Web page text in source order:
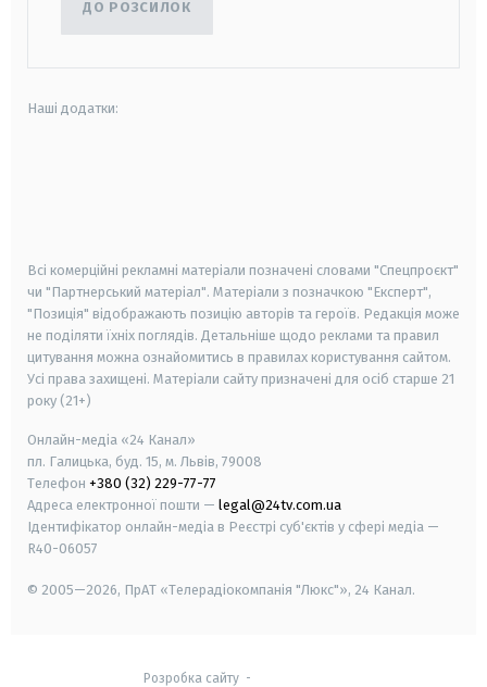
ДО РОЗСИЛОК
Наші додатки:
Всі комерційні рекламні матеріали позначені словами "Спецпроєкт"
чи "Партнерський матеріал". Матеріали з позначкою "Експерт",
"Позиція" відображають позицію авторів та героїв. Редакція може
не поділяти їхніх поглядів. Детальніше щодо реклами та правил
цитування можна ознайомитись в правилах користування сайтом.
Усі права захищені. Матеріали сайту призначені для осіб старше 21
року (21+)
Онлайн-медіа «24 Канал»
пл. Галицька, буд. 15, м. Львів, 79008
Телефон +380 (32) 229-77-77
Адреса електронної пошти — legal@24tv.com.ua
Ідентифікатор онлайн-медіа в Реєстрі суб'єктів у сфері медіа —
R40-06057
© 2005—2026, ПрАТ «Телерадіокомпанія "Люкс"», 24 Канал.
Розробка сайту-